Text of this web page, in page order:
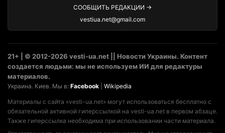
СООБЩИТЬ РЕДАКЦИИ →
vestiua.net@gmail.com
21+ | © 2012-2026 vesti-ua.net || Новости Украины. Контент
создается людьми: мы не используем ИИ для редактуры
материалов.
Украина. Киев. Мы в: Facebook Wikipedia
Материалы с сайта «vesti-ua.net» могут использоваться бесплатно с
обязательной активной гиперссылкой на vesti-ua.net в первом абзаце.
Также гиперссылка необходима при использовании части материала.